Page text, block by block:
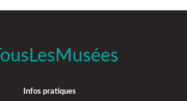
TousLesMusées
Infos pratiques